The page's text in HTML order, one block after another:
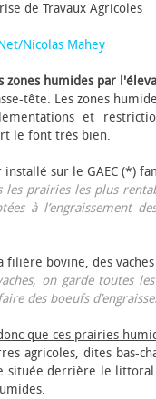
de Travaux Agricoles
Nicolas Mahey
zones humides par
tête. Les zones
et
le font très bien.
installé sur le GAEC (*)
les prairies les plus
à l’engraissement
filière bovine, des
on garde toutes
des bœufs
que ces prairies
agricoles, dites bas-
située derrière le